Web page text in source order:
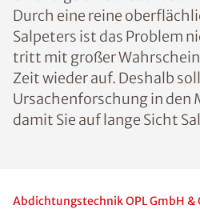
Durch eine reine
Salpeters ist das Problem
tritt mit großer
Zeit wieder auf. Deshalb
Ursachenforschung in
damit Sie auf lange Sicht
Abdichtungstechnik OPL GmbH &